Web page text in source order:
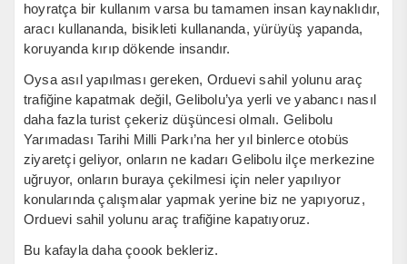
hoyratça bir kullanım varsa bu tamamen insan kaynaklıdır,
aracı kullananda, bisikleti kullananda, yürüyüş yapanda,
koruyanda kırıp dökende insandır.
Oysa asıl yapılması gereken, Orduevi sahil yolunu araç
trafiğine kapatmak değil, Gelibolu’ya yerli ve yabancı nasıl
daha fazla turist çekeriz düşüncesi olmalı. Gelibolu
Yarımadası Tarihi Milli Parkı’na her yıl binlerce otobüs
ziyaretçi geliyor, onların ne kadarı Gelibolu ilçe merkezine
uğruyor, onların buraya çekilmesi için neler yapılıyor
konularında çalışmalar yapmak yerine biz ne yapıyoruz,
Orduevi sahil yolunu araç trafiğine kapatıyoruz.
Bu kafayla daha çoook bekleriz.